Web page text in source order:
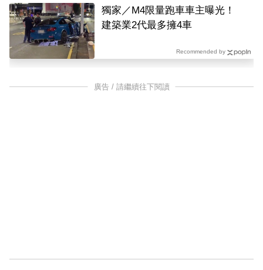
獨家／M4限量跑車車主曝光！
建築業2代最多擁4車
Recommended by
廣告 / 請繼續往下閱讀